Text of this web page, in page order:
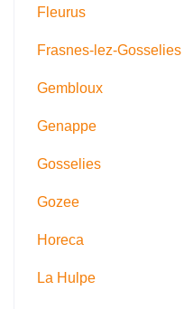
Fleurus
Frasnes-lez-Gosselies
Gembloux
Genappe
Gosselies
Gozee
Horeca
La Hulpe